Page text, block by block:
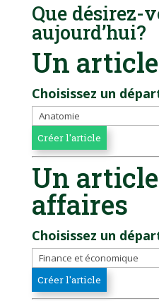
Que désirez-
aujourd’hui?
Un
Choisissez un
Un
affaires
Choisissez un